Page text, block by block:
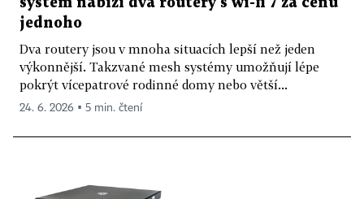
jednoho
Dva routery jsou v mnoha situacích lepší než jeden
výkonnější. Takzvané mesh systémy umožňují lépe
pokrýt vícepatrové rodinné domy nebo větší...
24. 6. 2026 ▪ 5 min. čtení